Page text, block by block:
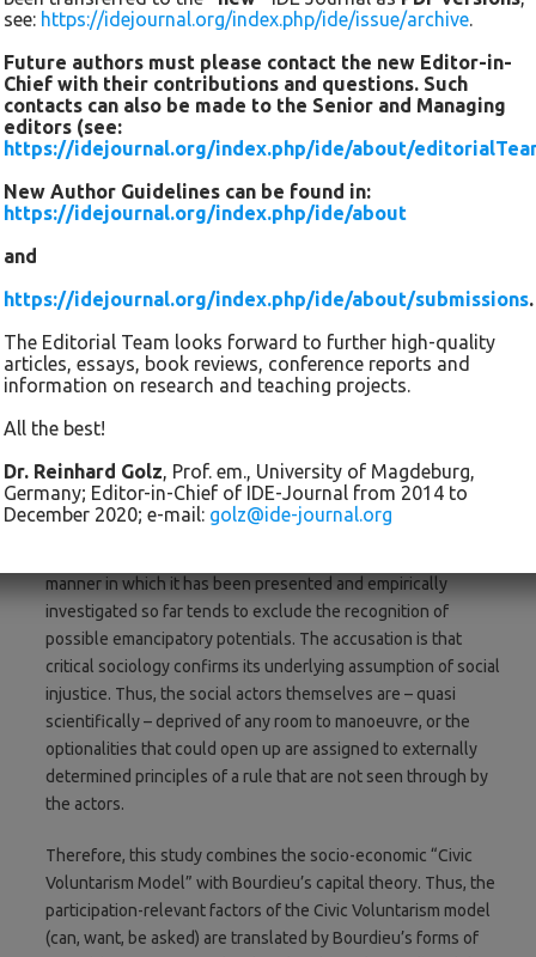
influence the factors relevant to participation? How do the
questions can be found by using Bourdieu’s theory of capital.
In this theory, social origin determines the “being” of a human
being. However, the convertibility of the various forms of
capital into one another also makes it clear that participation
another. There is also a challenge in this theory. Although
cultural capital in its institutionalized and material form can
totality of a person’s capital endowment can be adequately
represented in its complexity and constant change.
Nevertheless, this concept of the reproduction of social
inequality has mostly established itself. Contributions to the
now attest to the increasing positivism of the habitus
concept. The question of social justice formulated by critical
sociology and political theory is not considered obsolete by
manner in which it has been presented and empirically
investigated so far tends to exclude the recognition of
possible emancipatory potentials. The accusation is that
critical sociology confirms its underlying assumption of social
injustice. Thus, the social actors themselves are – quasi
scientifically – deprived of any room to manoeuvre, or the
optionalities that could open up are assigned to externally
determined principles of a rule that are not seen through by
the actors.
Therefore, this study combines the socio-economic “Civic
Voluntarism Model” with Bourdieu’s capital theory. Thus, the
participation-relevant factors of the Civic Voluntarism model
(can, want, be asked) are translated by Bourdieu’s forms of
see: https://idejournal.org/index.php/ide/issue/archive.
Future authors must please contact the new Editor-in-
Chief with their contributions and questions. Such
contacts can also be made to the Senior and Managing
editors (see:
https://idejournal.org/index.php/ide/about/
New Author Guidelines can be found in:
https://idejournal.org/index.php/ide/about
and
https://idejournal.org/index.php/ide/about/submissions.
The Editorial Team looks forward to further high-quality
articles, essays, book reviews, conference reports and
information on research and teaching projects.
All the best!
Dr. Reinhard Golz, Prof. em., University of Magdeburg,
Germany; Editor-in-Chief of IDE-Journal from 2014 to
December 2020; e-mail: golz@ide-journal.org